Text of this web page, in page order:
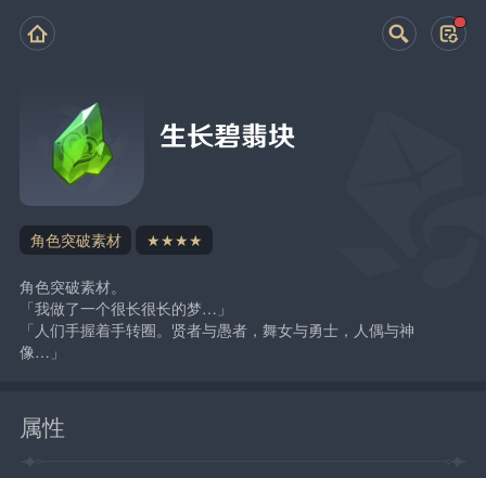
生长碧翡块
角色突破素材 ★★★★
角色突破素材。
「我做了一个很长很长的梦…」
「人们手握着手转圈。贤者与愚者，舞女与勇士，人偶与神
像…」
属性